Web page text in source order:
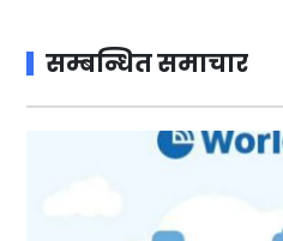
सम्बन्धित समाचार